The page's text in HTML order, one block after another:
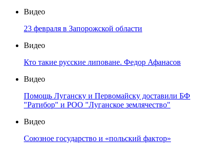
Видео
23 февраля в Запорожской области
Видео
Кто такие русские липоване. Федор Афанасов
Видео
Помощь Луганску и Первомайску доставили БФ
"Ратибор" и РОО "Луганское землячество"
Видео
Союзное государство и «польский фактор»